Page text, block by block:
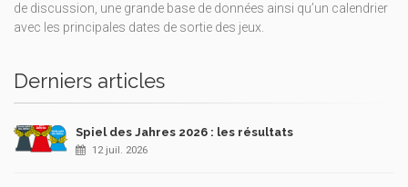
de discussion, une grande base de données ainsi qu’un calendrier
avec les principales dates de sortie des jeux.
Derniers articles
Spiel des Jahres 2026 : les résultats
12 juil. 2026